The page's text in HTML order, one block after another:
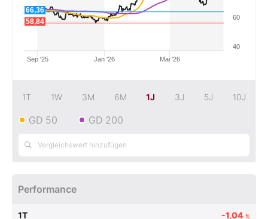
Mein Konto
Sep '25 Jan '26 Mai '26
40
60
66,36
58,84
1T 1W 3M 6M 1J 3J 5J 10J
GD 50 GD 200
Performance
1T -1,04 %